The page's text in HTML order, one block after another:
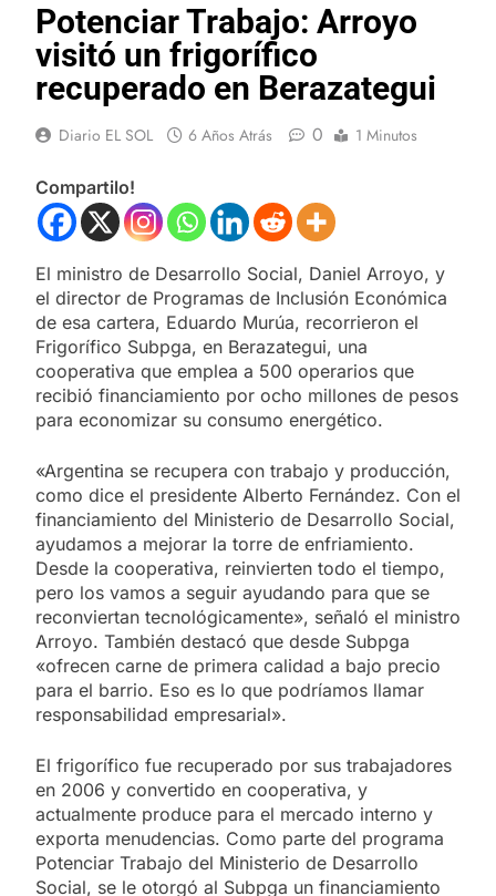
Potenciar Trabajo: Arroyo
visitó un frigorífico
recuperado en Berazategui
Diario EL SOL 6 Años Atrás 0 1 Minutos
Compartilo!
El ministro de Desarrollo Social, Daniel Arroyo, y
el director de Programas de Inclusión Económica
de esa cartera, Eduardo Murúa, recorrieron el
Frigorífico Subpga, en Berazategui, una
cooperativa que emplea a 500 operarios que
recibió financiamiento por ocho millones de pesos
para economizar su consumo energético.
«Argentina se recupera con trabajo y producción,
como dice el presidente Alberto Fernández. Con el
financiamiento del Ministerio de Desarrollo Social,
ayudamos a mejorar la torre de enfriamiento.
Desde la cooperativa, reinvierten todo el tiempo,
pero los vamos a seguir ayudando para que se
reconviertan tecnológicamente», señaló el ministro
Arroyo. También destacó que desde Subpga
«ofrecen carne de primera calidad a bajo precio
para el barrio. Eso es lo que podríamos llamar
responsabilidad empresarial».
El frigorífico fue recuperado por sus trabajadores
en 2006 y convertido en cooperativa, y
actualmente produce para el mercado interno y
exporta menudencias. Como parte del programa
Potenciar Trabajo del Ministerio de Desarrollo
Social, se le otorgó al Subpga un financiamiento